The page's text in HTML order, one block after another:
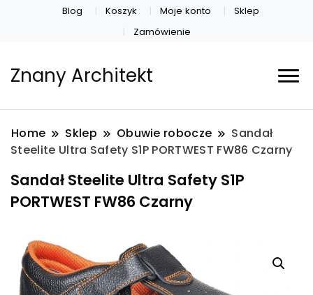
Blog Koszyk Moje konto
Sklep
Zamówienie
Znany Architekt
Home Sklep Obuwie robocze
Sandał
Steelite Ultra Safety S1P PORTWEST FW86 Czarny
Sandał Steelite Ultra Safety S1P
PORTWEST FW86 Czarny